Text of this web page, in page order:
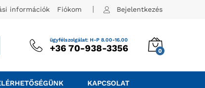
információk Fiókom Bejelentkezés
ügyfélszolgálat: H-P 8.00-16.00
+36 70-938-3356 0
KAPCSOLAT